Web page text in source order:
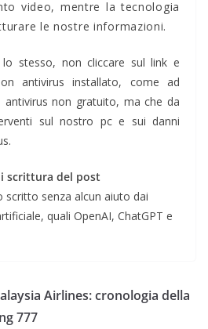
video, mentre la tecnologia
le nostre informazioni.
stesso, non cliccare sul link e
antivirus installato, come ad
non gratuito, ma che da
sul nostro pc e sui danni
scrittura del post
senza alcun aiuto dai
quali OpenAI, ChatGPT e
Airlines: cronologia della
777